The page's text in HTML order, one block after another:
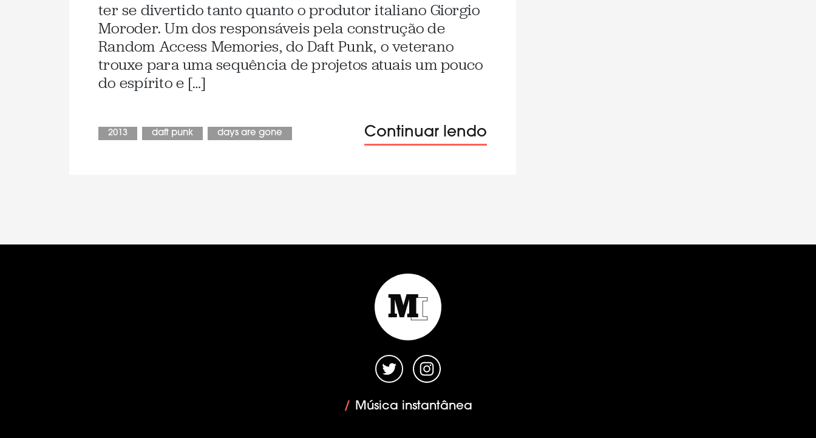
ter se divertido tanto quanto o produtor italiano Giorgio
Moroder. Um dos responsáveis pela construção de
Random Access Memories, do Daft Punk, o veterano
trouxe para uma sequência de projetos atuais um pouco
do espírito e […]
2013 daft punk days are gone Continuar lendo
/ Música instantânea